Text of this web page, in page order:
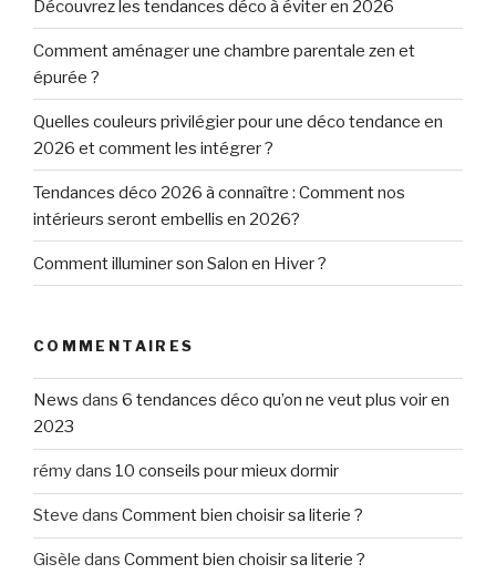
Découvrez les tendances déco à éviter en 2026
Comment aménager une chambre parentale zen et
épurée ?
Quelles couleurs privilégier pour une déco tendance en
2026 et comment les intégrer ?
Tendances déco 2026 à connaître : Comment nos
intérieurs seront embellis en 2026?
Comment illuminer son Salon en Hiver ?
COMMENTAIRES
News dans 6 tendances déco qu’on ne veut plus voir en
2023
rémydans 10 conseils pour mieux dormir
Steve dans Comment bien choisir sa literie ?
Gisèle dans Comment bien choisir sa literie ?